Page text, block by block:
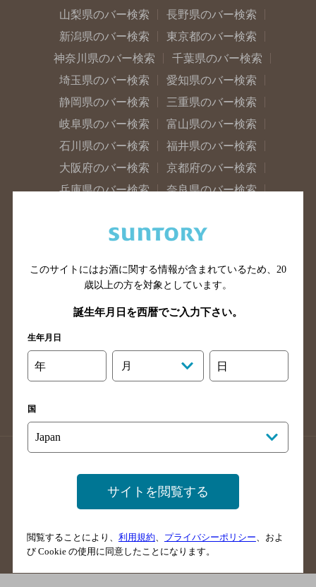
山梨県のバー検索
長野県のバー検索
新潟県のバー検索
東京都のバー検索
神奈川県のバー検索
千葉県のバー検索
埼玉県のバー検索
愛知県のバー検索
静岡県のバー検索
三重県のバー検索
岐阜県のバー検索
富山県のバー検索
石川県のバー検索
福井県のバー検索
大阪府のバー検索
京都府のバー検索
兵庫県のバー検索
奈良県のバー検索
広島県のバー検索
岡山県のバー検索
島根県のバー検索
徳島県のバー検索
高知県のバー検索
福岡県のバー検索
長崎県のバー検索
大分県のバー検索
熊本県のバー検索
掲載店舗様ログイン
サイトマップ ご意見・ご感想
このサイトにはお酒に関する情報が含まれているため、 20
歳以上の方を対象としています。
誕生年月日を西暦でご入力下さい。
生年月日
年 月 日
国
サイトを閲覧する
閲覧することにより、 利用規約 プライバシーポリシー 、およ
び Cookie の使用に同意したことになります。